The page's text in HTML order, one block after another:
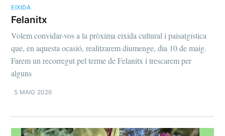
EIXIDA
Felanitx
Volem convidar-vos a la pròxima eixida cultural i paisatgística
que, en aquesta ocasió, realitzarem diumenge, dia 10 de maig.
Farem un recorregut pel terme de Felanitx i trescarem per
alguns
5 MAIG 2026